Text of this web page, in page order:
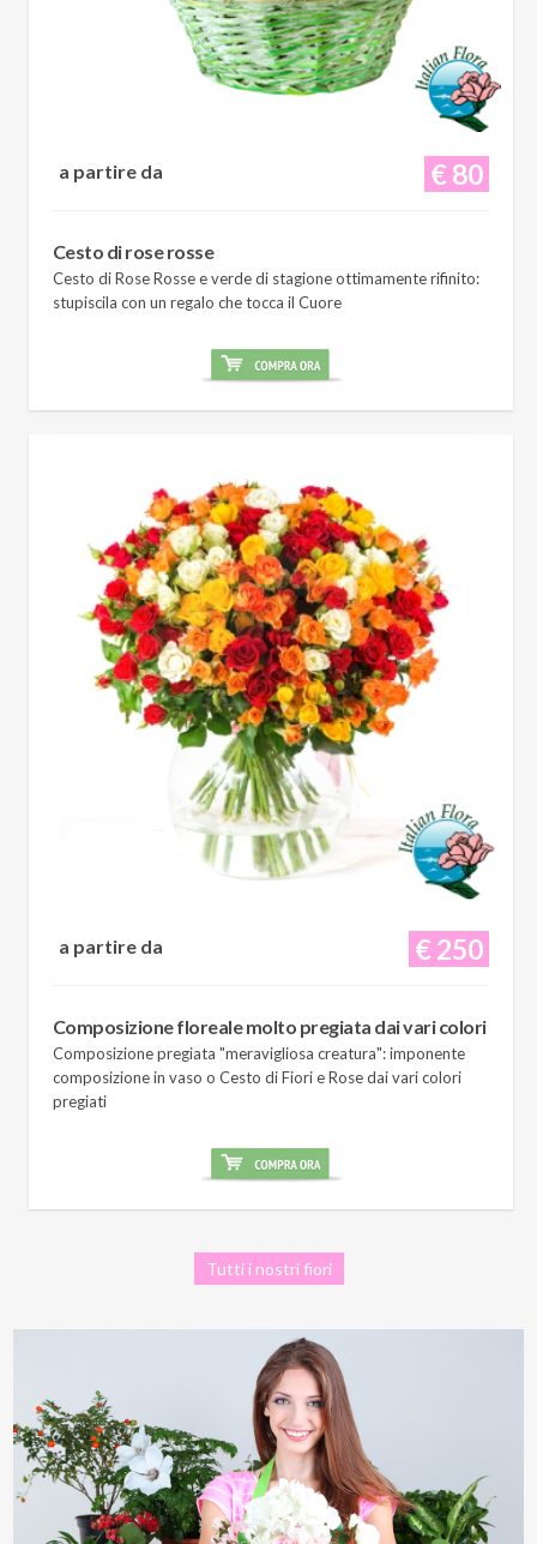
€ 80
a partire da
Cesto di rose rosse
Cesto di Rose Rosse e verde di stagione ottimamente rifinito:
stupiscila con un regalo che tocca il Cuore
€ 250
a partire da
Composizione floreale molto pregiata dai vari colori
Composizione pregiata "meravigliosa creatura": imponente
composizione in vaso o Cesto di Fiori e Rose dai vari colori
pregiati
Tutti i nostri fiori